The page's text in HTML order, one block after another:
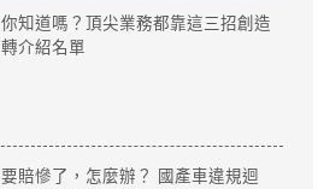
你知道嗎？頂尖業務都靠這三招創造
轉介紹名單
要賠慘了，怎麼辦？ 國產車違規迴